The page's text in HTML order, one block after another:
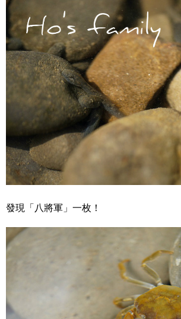
發現「八將軍」一枚！